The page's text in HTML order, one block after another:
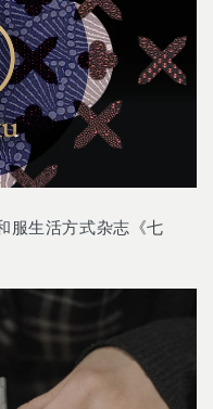
服生活方式杂志《七